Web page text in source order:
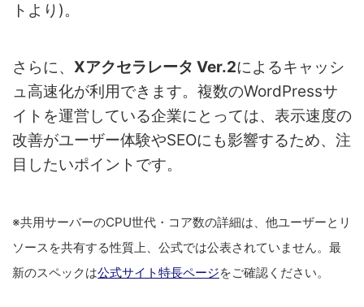
トより)。
さらに、 Xアクセラレータ Ver.2によるキャッシ
ュ高速化が利用できます。複数のWordPressサ
イトを運営している企業にとっては、表示速度の
改善がユーザー体験やSEOにも影響するため、注
目したいポイントです。
※共用サーバーのCPU世代・コア数の詳細は、他ユーザーとリ
ソースを共有する性質上、公式では公表されていません。最
新のスペックは公式サイト特長ページをご確認ください。